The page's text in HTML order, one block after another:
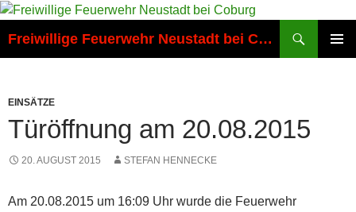
Zum
springen
Freiwillige Feuerwehr Neustadt bei Coburg
EINSÄTZE
Türöffnung am 20.08.2015
20. AUGUST 2015 STEFAN HENNECKE
Am 20.08.2015 um 16:09 Uhr wurde die Feuerwehr